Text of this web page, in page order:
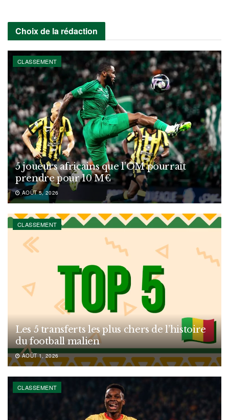
Choix de la rédaction
CLASSEMENT
5 joueurs africains que l’OM pourrait
prendre pour 10 M€
AOÛT 5, 2026
CLASSEMENT
Les 5 transferts les plus chers de l’histoire
du football malien
AOÛT 1, 2026
CLASSEMENT